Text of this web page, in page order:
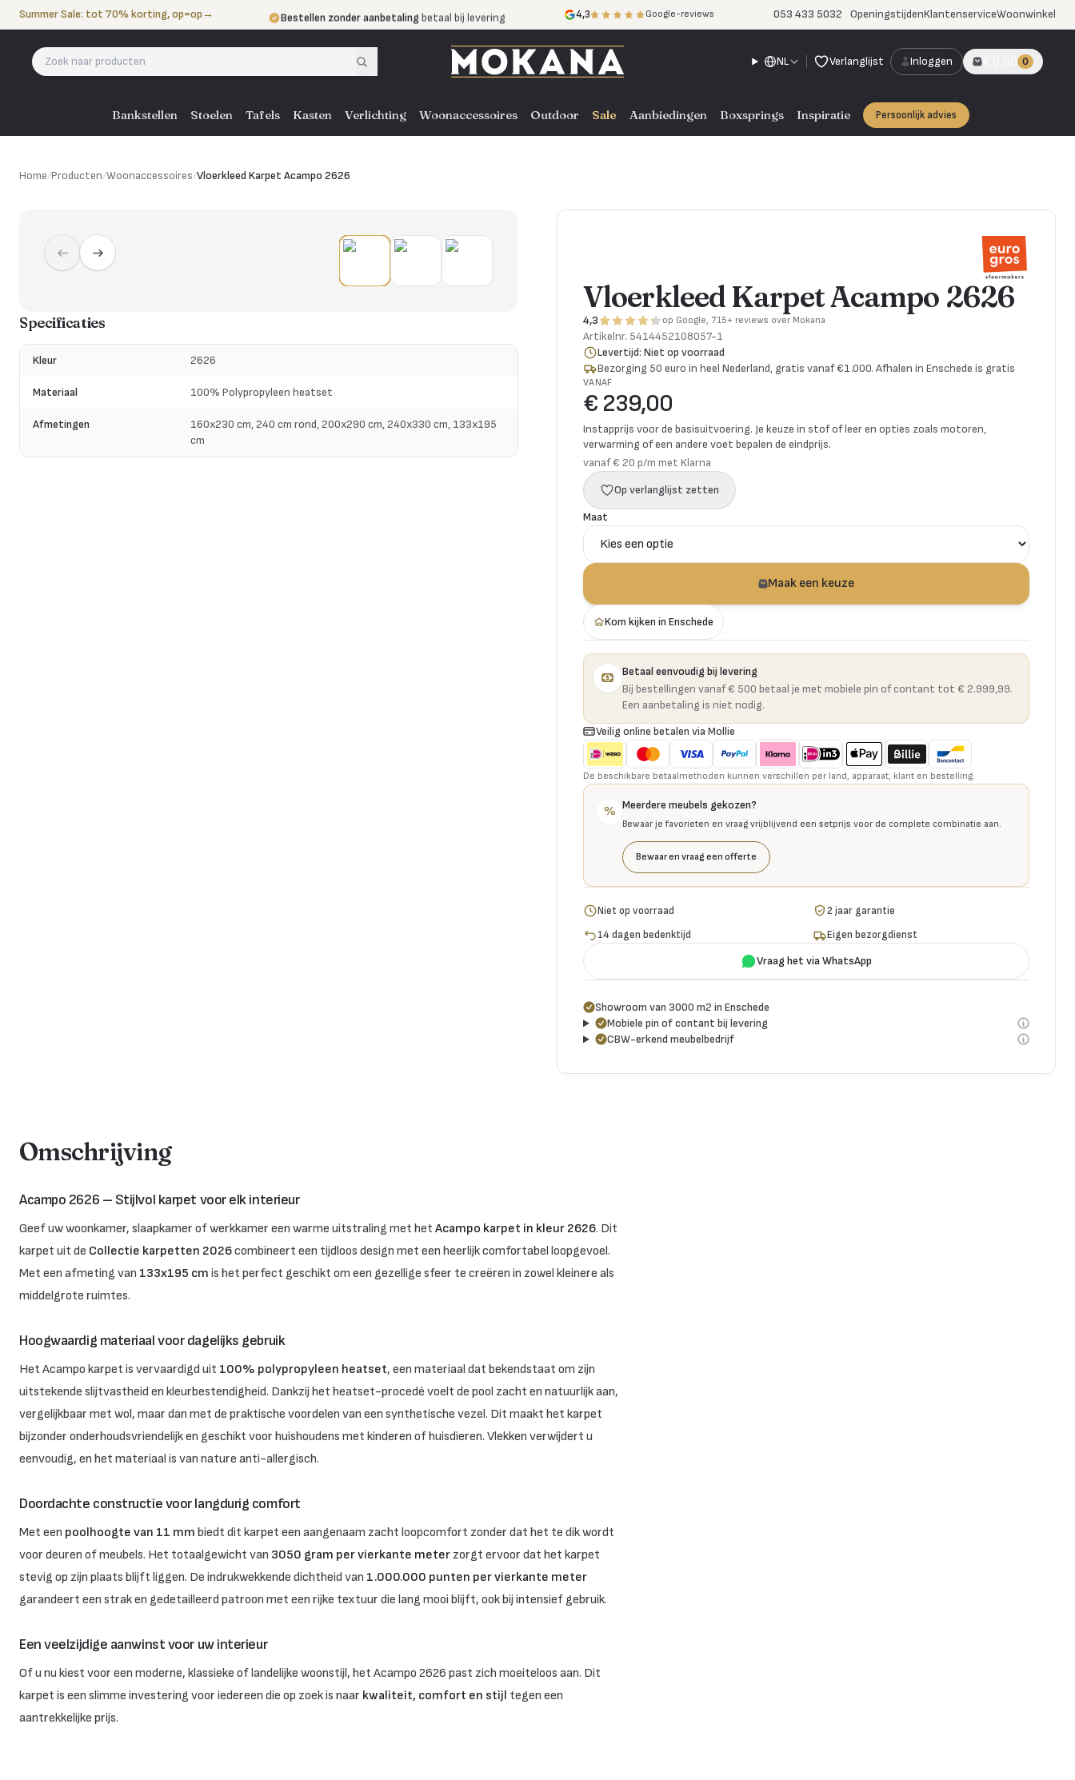
Naar de inhoud
Summer Sale: tot 70% korting, op=op→ Bestellen zonder aanbetaling betaal bij levering
Eigen bezorgdienst door heel NL, BE en DE
4,3 Google-reviews 053 433 5032 OpeningstijdenKlantenserviceWoonwinkel
NL Verlanglijst Inloggen € 0,00 0
Bankstellen Stoelen Tafels Kasten Verlichting Woonaccessoires Outdoor Sale Aanbiedingen Boxsprings Inspiratie Persoonlijk advies
Home/Producten/Woonaccessoires/Vloerkleed Karpet Acampo 2626
Specificaties
Kleur 2626
Materiaal 100% Polypropyleen heatset
Afmetingen
160x230 cm, 240 cm rond, 200x290 cm, 240x330 cm, 133x195
cm
Vloerkleed Karpet Acampo 2626
4,3 op Google, 715+ reviews over Mokana
Artikelnr. 5414452108057-1
Levertijd: Niet op voorraad
Bezorging 50 euro in heel Nederland, gratis vanaf €1.000. Afhalen in Enschede is gratis
VANAF
€ 239,00
Instapprijs voor de basisuitvoering. Je keuze in stof of leer en opties zoals motoren,
verwarming of een andere voet bepalen de eindprijs.
vanaf € 20 p/m met Klarna
Op verlanglijst zetten
Maat
Maak een keuze
Kom kijken in Enschede
Betaal eenvoudig bij levering
Bij bestellingen vanaf € 500 betaal je met mobiele pin of contant tot € 2.999,99.
Een aanbetaling is niet nodig.
Veilig online betalen via Mollie
De beschikbare betaalmethoden kunnen verschillen per land, apparaat, klant en bestelling.
% Meerdere meubels gekozen?
Bewaar je favorieten en vraag vrijblijvend een setprijs voor de complete combinatie aan.
Bewaar en vraag een offerte
Niet op voorraad
2 jaar garantie
14 dagen bedenktijd
Eigen bezorgdienst
Vraag het via WhatsApp
Showroom van 3000 m2 in Enschede
Mobiele pin of contant bij levering
CBW-erkend meubelbedrijf
Omschrijving
Acampo 2626 – Stijlvol karpet voor elk interieur
Geef uw woonkamer, slaapkamer of werkkamer een warme uitstraling met het Acampo karpet in kleur 2626. Dit
karpet uit de Collectie karpetten 2026combineert een tijdloos design met een heerlijk comfortabel loopgevoel.
Met een afmeting van 133x195 cm is het perfect geschikt om een gezellige sfeer te creëren in zowel kleinere als
middelgrote ruimtes.
Hoogwaardig materiaal voor dagelijks gebruik
Het Acampo karpet is vervaardigd uit 100% polypropyleen heatset, een materiaal dat bekendstaat om zijn
uitstekende slijtvastheid en kleurbestendigheid. Dankzij het heatset-procedé voelt de pool zacht en natuurlijk aan,
vergelijkbaar met wol, maar dan met de praktische voordelen van een synthetische vezel. Dit maakt het karpet
bijzonder onderhoudsvriendelijk en geschikt voor huishoudens met kinderen of huisdieren. Vlekken verwijdert u
eenvoudig, en het materiaal is van nature anti-allergisch.
Doordachte constructie voor langdurig comfort
Met een poolhoogte van 11 mm biedt dit karpet een aangenaam zacht loopcomfort zonder dat het te dik wordt
voor deuren of meubels. Het totaalgewicht van 3050 gram per vierkante meterzorgt ervoor dat het karpet
stevig op zijn plaats blijft liggen. De indrukwekkende dichtheid van 1.000.000 punten per vierkante meter
garandeert een strak en gedetailleerd patroon met een rijke textuur die lang mooi blijft, ook bij intensief gebruik.
Een veelzijdige aanwinst voor uw interieur
Of u nu kiest voor een moderne, klassieke of landelijke woonstijl, het Acampo 2626 past zich moeiteloos aan. Dit
karpet is een slimme investering voor iedereen die op zoek is naar kwaliteit, comfort en stijl tegen een
aantrekkelijke prijs.